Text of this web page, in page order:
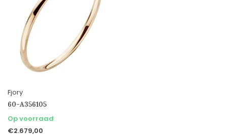
Fjory
60-A356105
Op voorraad
€2.679,00